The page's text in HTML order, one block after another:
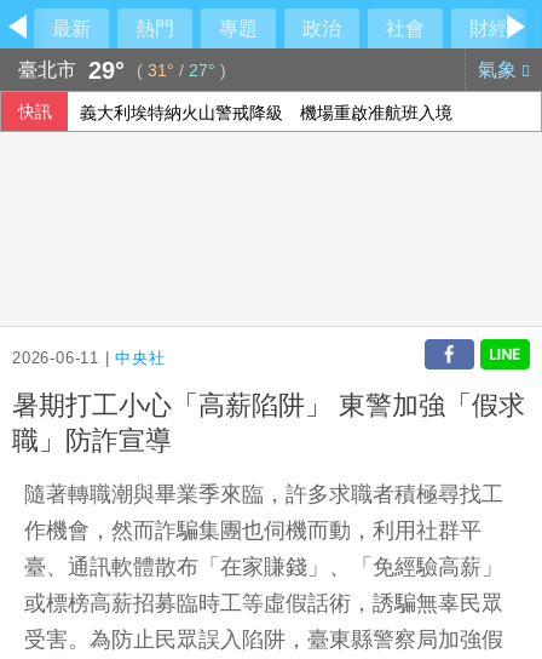
最新 熱門 專題 政治 社會
財經
臺北市 29° ( 31° / 27° ) 氣象
快訊 義大利埃特納火山警戒降級 機場重啟准航班入境
2026-06-11 |中央社
暑期打工小心「高薪陷阱」 東警加強「假求
職」防詐宣導
隨著轉職潮與畢業季來臨，許多求職者積極尋找工
作機會，然而詐騙集團也伺機而動，利用社群平
臺、通訊軟體散布「在家賺錢」、「免經驗高薪」
或標榜高薪招募臨時工等虛假話術，誘騙無辜民眾
受害。為防止民眾誤入陷阱，臺東縣警察局加強假